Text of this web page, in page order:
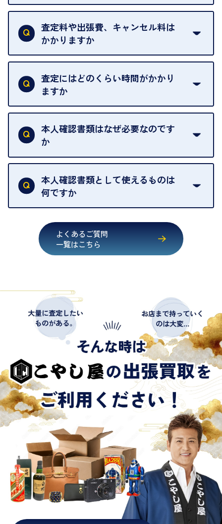
を整えておりますので、お好きな時にお越しくださ
い。
お急ぎの場合はスタッフに一言お声がけください。
可能な限り、迅速に対応させていただきます。
当店は質店ではありませんので、買い取ったお品物
は基本的に販売へと回されます。買い戻しはできま
せんので、ご了承ください。
グオフが可能です。
契約破棄という形で、お品物をお戻しすることがで
きます。
売却当日を含む8日間のうちに、お気軽にお申し出
出張買取のお品物は、8日間保管しております。
査定料や出張費、キャンセル料は
かかりますか
一切いただいておりません。査定金額にご納得いた
だけない場合は、その場でお断りいただいても問題
ございません。お気軽にご相談ください。
査定にはどのくらい時間がかかり
ますか
お品物の内容や点数によって異なりますが、店頭買
取の場合は1点あたり数分程度が目安です。大量の
お品物の場合は、お時間をいただくことがございま
本人確認書類はなぜ必要なのです
か
買取店は古物営業法により、お客様のご本人確認を
行うことが義務付けられています。安心してお取引
いただくためにも、ご協力をお願いいたします。
本人確認書類として使えるものは
何ですか
・健康保険証確認書
・マイナンバーカード
・在留カード
・旧パスポート
※原則として「公的機関が発行し、氏名、住所、生
年月日が記載されているもの
※日本国政府発行のもの
※2020年2月4日以降に申請された新型パスポートに
は「所持人記入欄（住所記載欄）」が存在しないた
め、単体では古物営業法上の本人確認書類として認
められない（住所確認ができないため）。補助書類
が必要となります
よくあるご質問
一覧はこちら